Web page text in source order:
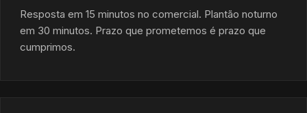
Resposta em 15 minutos no comercial. Plantão noturno
em 30 minutos. Prazo que prometemos é prazo que
cumprimos.